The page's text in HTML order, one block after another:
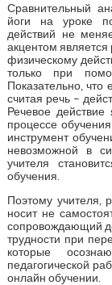
Сравнительный
йоги на уроке
действий не
акцентом является
физическому
только при
Показательно,
считая речь –
Речевое
процессе
инструмент
невозможной в
учителя
обучения.
Поэтому учителя,
носит не
сопровождающий
трудности при
которые
педагогической
онлайн обучении.